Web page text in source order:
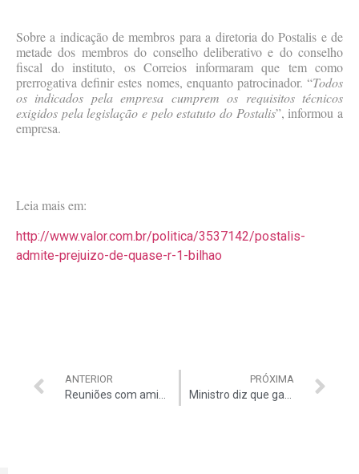
Sobre a indicação de membros para a diretoria do Postalis e de
metade dos membros do conselho deliberativo e do conselho
fiscal do instituto, os Correios informaram que tem como
prerrogativa definir estes nomes, enquanto patrocinador. “Todos
os indicados pela empresa cumprem os requisitos técnicos
exigidos pela legislação e pelo estatuto do Postalis”, informou a
empresa.
Leia mais em:
http://www.valor.com.br/politica/3537142/postalis-
admite-prejuizo-de-quase-r-1-bilhao
ANTERIOR
Reuniões com amigo de doleiro eram ‘parte da rotina’
PRÓXIMA
Ministro diz que gambá foi a causa de ‘apagão’